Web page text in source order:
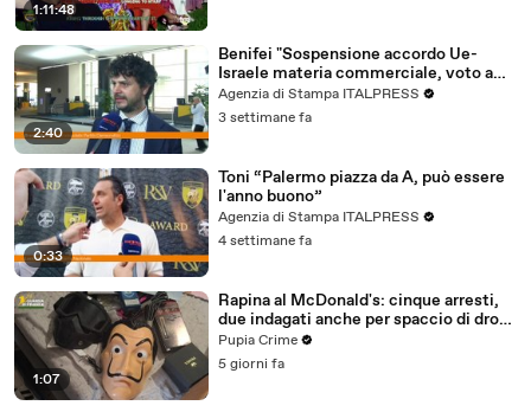
1:11:48
2:40
Benifei "Sospensione accordo Ue-
Israele materia commerciale, voto a
maggioranza"
Agenzia di Stampa ITALPRESS
3 settimane fa
0:33
Toni “Palermo piazza da A, può essere
l'anno buono”
Agenzia di Stampa ITALPRESS
4 settimane fa
1:07
Rapina al McDonald's: cinque arresti,
due indagati anche per spaccio di droga
(03.08.26)
Pupia Crime
5 giorni fa